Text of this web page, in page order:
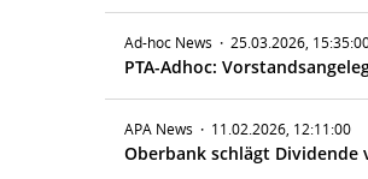
Ad-hoc News · 25.03.2026,
PTA-Adhoc:
APA News · 11.02.2026, 12:11:00
Oberbank schlägt Dividende